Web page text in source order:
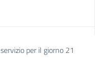
per il giorno 21